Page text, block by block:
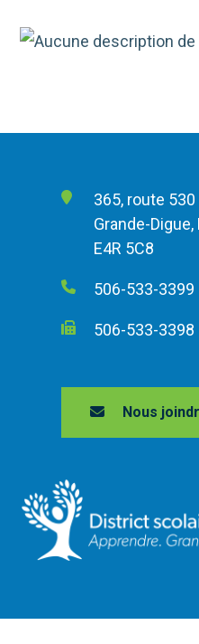
365, route 530
Grande-
E4R 5C8
506-533-3399
506-533-3398
Nous